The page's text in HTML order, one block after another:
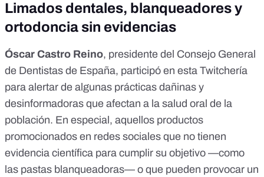
Limados dentales, blanqueadores y
ortodoncia sin evidencias
Óscar Castro Reino, presidente del Consejo General
de Dentistas de España, participó en esta Twitchería
para alertar de algunas prácticas dañinas y
desinformadoras que afectan a la salud oral de la
población. En especial, aquellos productos
promocionados en redes sociales que no tienen
evidencia científica para cumplir su objetivo —como
las pastas blanqueadoras— o que pueden provocar un